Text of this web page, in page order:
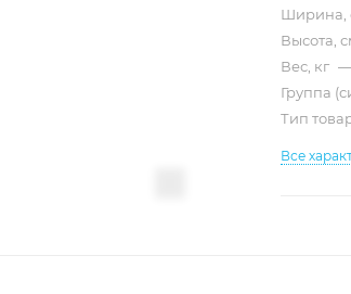
Ширина,
Высота,
Вес, кг —
Группа
Тип
Все